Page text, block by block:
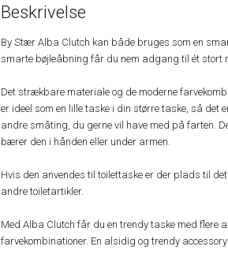
Beskrivelse
By Stær Alba Clutch kan både bruges som en
smarte bøjleåbning får du nem adgang til ét stort
Det strækbare materiale og de moderne
er ideel som en lille taske i din større taske, så det
andre småting, du gerne vil have med på farten.
bærer den i hånden eller under armen.
Hvis den anvendes til toilettaske er der plads til
andre toiletartikler.
Med Alba Clutch får du en trendy taske med flere
farvekombinationer. En alsidig og trendy